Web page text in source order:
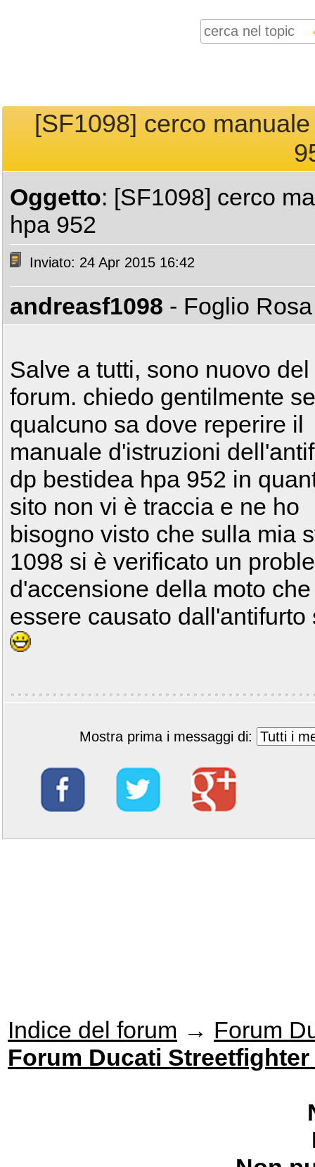
[SF1098] cerco
Oggetto: [SF1098] cerco
hpa 952
Inviato: 24 Apr 2015 16:42
andreasf1098 - Foglio
Salve a tutti, sono nuovo del
forum. chiedo gentilmente se
qualcuno sa dove reperire il
manuale d'istruzioni
dp bestidea hpa 952 in
sito non vi è traccia e ne ho
bisogno visto che sulla mia
1098 si è verificato un
d'accensione della moto
essere causato
Mostra prima i messaggi di:
Indice del forum → Forum
Forum Ducati Streetfighter